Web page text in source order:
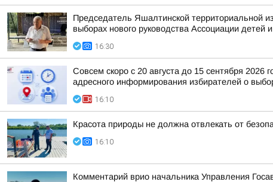
Председатель Яшалтинской территориальной
выборах нового руководства Ассоциации
16:30
Совсем скоро с 20 августа до 15 сентября
адресного информирования избирателей о
16:10
Красота природы не должна отвлекать от
16:10
Комментарий врио начальника Управления